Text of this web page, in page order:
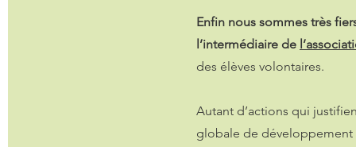
Enfin nous sommes très
l’intermédiaire de
des élèves volontaires.
Autant d’actions qui
globale de développement